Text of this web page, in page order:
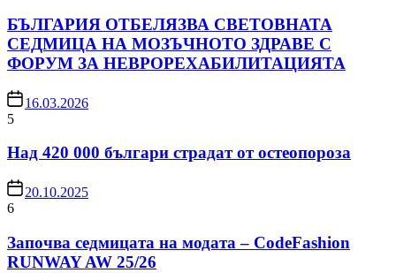
БЪЛГАРИЯ ОТБЕЛЯЗВА СВЕТОВНАТА
СЕДМИЦА НА МОЗЪЧНОТО ЗДРАВЕ С
ФОРУМ ЗА НЕВРОРЕХАБИЛИТАЦИЯТА
16.03.2026
5
Над 420 000 българи страдат от остеопороза
20.10.2025
6
Започва седмицата на модата – CodeFashion
RUNWAY AW 25/26